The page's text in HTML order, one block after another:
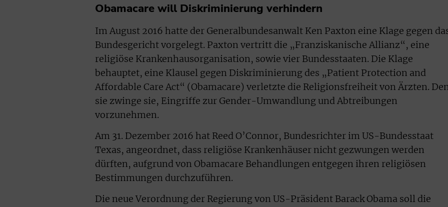
Obamacare will Diskriminierung verhindern
Im August 2016 hatte der Generalbundesanwalt Ken Paxton eine Klage gegen
Bundesgericht vorgelegt. Paxton vertritt die „Franziskanische Allianz“, eine
religiöse Krankenhausorganisation, sowie vier Bundesstaaten. Die Klage
behauptet, eine Klausel gegen Diskriminierung des „Patient Protection and
Affordable Care Act“ (Obamacare) verletzte die Religionsfreiheit von Ärzten.
sie zwinge sie, Eingriffe zur Gender-Umwandlung und Abtreibungen
vorzunehmen.
Am 31. Dezember 2016 hat Reed O’Connor, Bundesrichter im US-Bundesstaat
Texas, angeordnet, dass religiöse Krankenhäuser nicht gezwungen werden
dürften, aufgrund von Obamacare Behandlungen entgegen ihren religiösen
Bestimmungen durchzuführen.
Die neue Verordnung der Regierung von US-Präsident Barack Obama soll die